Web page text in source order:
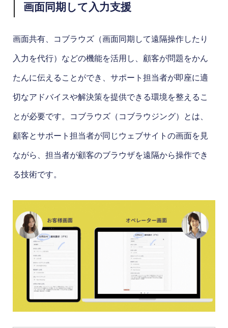
画面同期して入力支援
画面共有、コブラウズ（画面同期して遠隔操作したり
入力を代行）などの機能を活用し、顧客が問題をかん
たんに伝えることができ、サポート担当者が即座に適
切なアドバイスや解決策を提供できる環境を整えるこ
とが必要です。コブラウズ（コブラウジング）とは、
顧客とサポート担当者が同じウェブサイトの画面を見
ながら、担当者が顧客のブラウザを遠隔から操作でき
る技術です。